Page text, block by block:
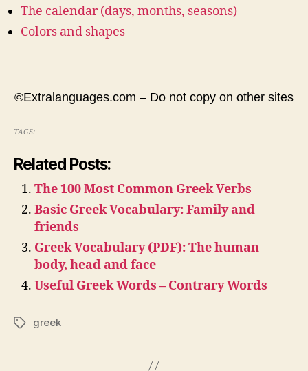
The calendar (days, months, seasons)
Colors and shapes
©Extralanguages.com – Do not copy on other sites
TAGS:
Related Posts:
The 100 Most Common Greek Verbs
Basic Greek Vocabulary: Family and
friends
Greek Vocabulary (PDF): The human
body, head and face
Useful Greek Words – Contrary Words
Tagsgreek